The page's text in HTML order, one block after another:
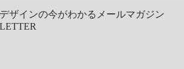
デザインの今がわかるメールマガジン